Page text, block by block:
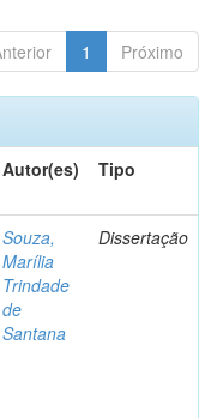
1 Próximo
Autor(es) Tipo
Souza,
Marília
Trindade
de
Santana
Dissertação